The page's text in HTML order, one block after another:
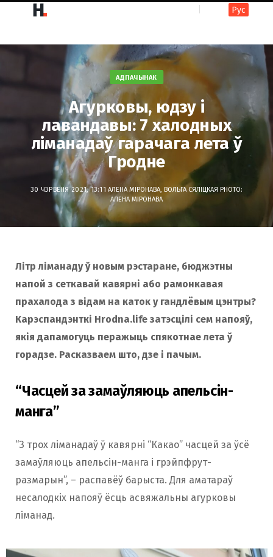
a
c
o
s
r
Рус
АДПАЧЫНАК
Агурковы, юдзу і
лавандавы: 7 халодных
ліманадаў гарачага лета ў
Гродне
30 ЧЭРВЕНЯ 2021, 13:11 АЛЕНА МІРОНАВА, ВОЛЬГА СЯЛІЦКАЯPHOTO:
АЛЕНА МІРОНАВА
Літр ліманаду ў новым рэстаране, бюджэтны
напой з сеткавай кавярні або рамонкавая
прахалода з відам на каток у гандлёвым цэнтры?
Карэспандэнткі Hrodna.life затэсцілі сем напояў,
якія дапамогуць перажыць спякотнае лета ў
горадзе. Расказваем што, дзе і пачым.
“Часцей за замаўляюць апельсін-
манга”
“З трох ліманадаў ў кавярні “Какао” часцей за ўсё
замаўляюць апельсін-манга і грэйпфрут-
размарын”, – распавёў барыста. Для аматараў
несалодкіх напояў ёсць асвяжальны агурковы
ліманад.